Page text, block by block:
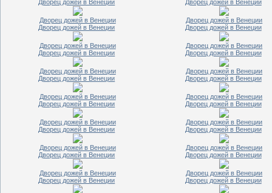
Дворец дожей в Венеции
Дворец дожей в Венеции
Дворец дожей в Венеции
Дворец дожей в Венеции
Дворец дожей в Венеции
Дворец дожей в Венеции
Дворец дожей в Венеции
Дворец дожей в Венеции
Дворец дожей в Венеции
Дворец дожей в Венеции
Дворец дожей в Венеции
Дворец дожей в Венеции
Дворец дожей в Венеции
Дворец дожей в Венеции
Дворец дожей в Венеции
Дворец дожей в Венеции
Дворец дожей в Венеции
Дворец дожей в Венеции
Дворец дожей в Венеции
Дворец дожей в Венеции
Дворец дожей в Венеции
Дворец дожей в Венеции
Дворец дожей в Венеции
Дворец дожей в Венеции
Дворец дожей в Венеции
Дворец дожей в Венеции
Дворец дожей в Венеции
Дворец дожей в Венеции
Дворец дожей в Венеции
Дворец дожей в Венеции